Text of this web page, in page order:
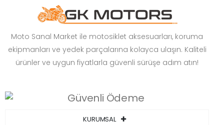
Moto Sanal Market ile motosiklet aksesuarları, koruma
ekipmanları ve yedek parçalarına kolayca ulaşın. Kaliteli
ürünler ve uygun fiyatlarla güvenli sürüşe adım atın!
KURUMSAL